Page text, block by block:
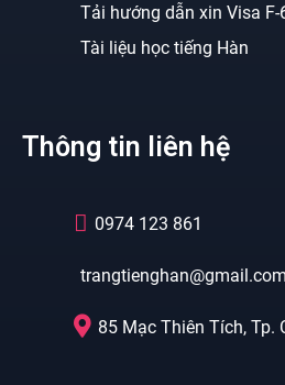
Tải hướng dẫn xin Visa F-
Tài liệu học tiếng Hàn
Thông tin liên hệ
0974 123 861
trangtienghan@gmail.com
85 Mạc Thiên Tích, Tp.